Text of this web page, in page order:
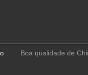
Boa qualidade de